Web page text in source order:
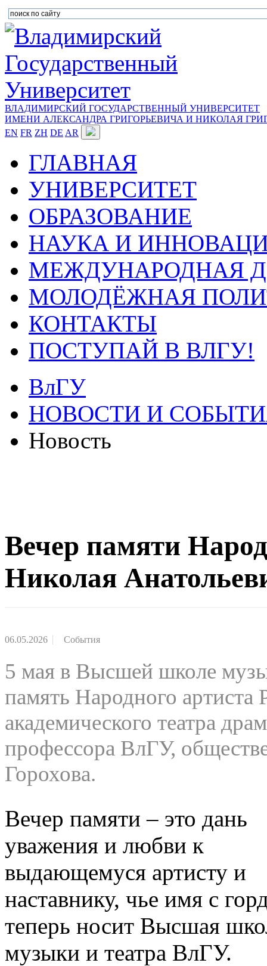
ВЛАДИМИРСКИЙ ГОСУДАРСТВЕННЫЙ УНИВЕРСИТЕТ
ИМЕНИ АЛЕКСАНДРА ГРИГОРЬЕВИЧА И НИКОЛАЯ
EN FR ZH DE AR
ГЛАВНАЯ
УНИВЕРСИТЕТ
ОБРАЗОВАНИЕ
НАУКА И
МЕЖДУНАРОДНАЯ
МОЛОДЁЖНАЯ
КОНТАКТЫ
ПОСТУПАЙ В ВЛГУ!
ВлГУ
НОВОСТИ И
Новость
Вечер памяти
Николая
06.05.2026 События
5 мая в Высшей школе
память Народного
академического театра
профессора ВлГУ,
Горохова.
Вечер памяти – это дань
уважения и любви к
выдающемуся артисту и
наставнику, чье имя с
теперь носит Высшая
музыки и театра ВлГУ.